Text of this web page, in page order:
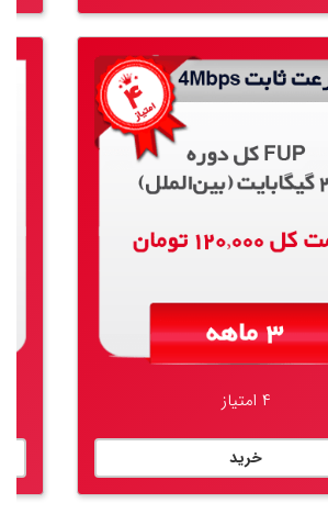
۴ امتیاز
خرید